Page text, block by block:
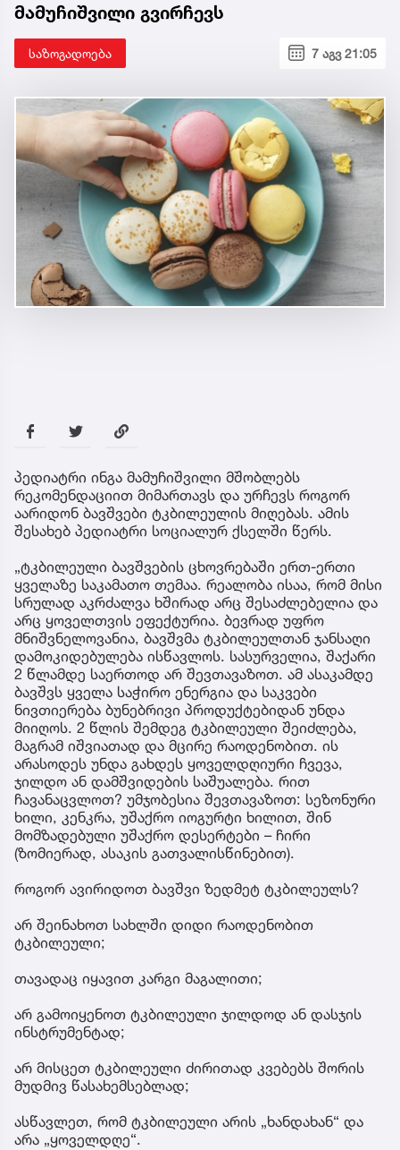
მამუჩიშვილი გვირჩევს
საზოგადოება 7 აგვ 21:05
პედიატრი ინგა მამუჩიშვილი მშობლებს
რეკომენდაციით მიმართავს და ურჩევს როგორ
აარიდონ ბავშვები ტკბილეულის მიღებას. ამის
შესახებ პედიატრი სოციალურ ქსელში წერს.
„ტკბილეული ბავშვების ცხოვრებაში ერთ-ერთი
ყველაზე საკამათო თემაა. რეალობა ისაა, რომ მისი
სრულად აკრძალვა ხშირად არც შესაძლებელია და
არც ყოველთვის ეფექტურია. ბევრად უფრო
მნიშვნელოვანია, ბავშვმა ტკბილეულთან ჯანსაღი
დამოკიდებულება ისწავლოს. სასურველია, შაქარი
2 წლამდე საერთოდ არ შევთავაზოთ. ამ ასაკამდე
ბავშვს ყველა საჭირო ენერგია და საკვები
ნივთიერება ბუნებრივი პროდუქტებიდან უნდა
მიიღოს. 2 წლის შემდეგ ტკბილეული შეიძლება,
მაგრამ იშვიათად და მცირე რაოდენობით. ის
არასოდეს უნდა გახდეს ყოველდღიური ჩვევა,
ჯილდო ან დამშვიდების საშუალება. რით
ჩავანაცვლოთ? უმჯობესია შევთავაზოთ: სეზონური
ხილი, კენკრა, უშაქრო იოგურტი ხილით, შინ
მომზადებული უშაქრო დესერტები – ჩირი
(ზომიერად, ასაკის გათვალისწინებით).
როგორ ავირიდოთ ბავშვი ზედმეტ ტკბილეულს?
არ შეინახოთ სახლში დიდი რაოდენობით
ტკბილეული;
თავადაც იყავით კარგი მაგალითი;
არ გამოიყენოთ ტკბილეული ჯილდოდ ან დასჯის
ინსტრუმენტად;
არ მისცეთ ტკბილეული ძირითად კვებებს შორის
მუდმივ წასახემსებლად;
ასწავლეთ, რომ ტკბილეული არის „ხანდახან“ და
არა „ყოველდღე“.